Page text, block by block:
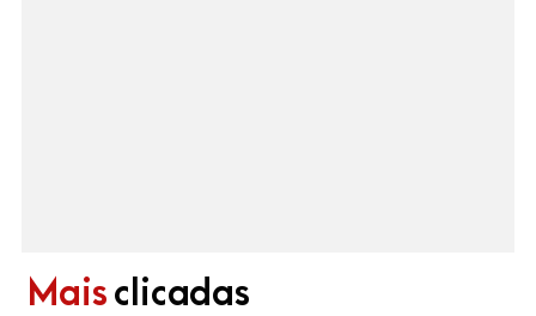
Mais clicadas